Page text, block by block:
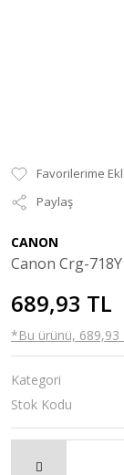
Paylaş
CANON
Canon Crg-
689,93 TL
*Bu ürünü, 689,93
Kategori
Stok Kodu